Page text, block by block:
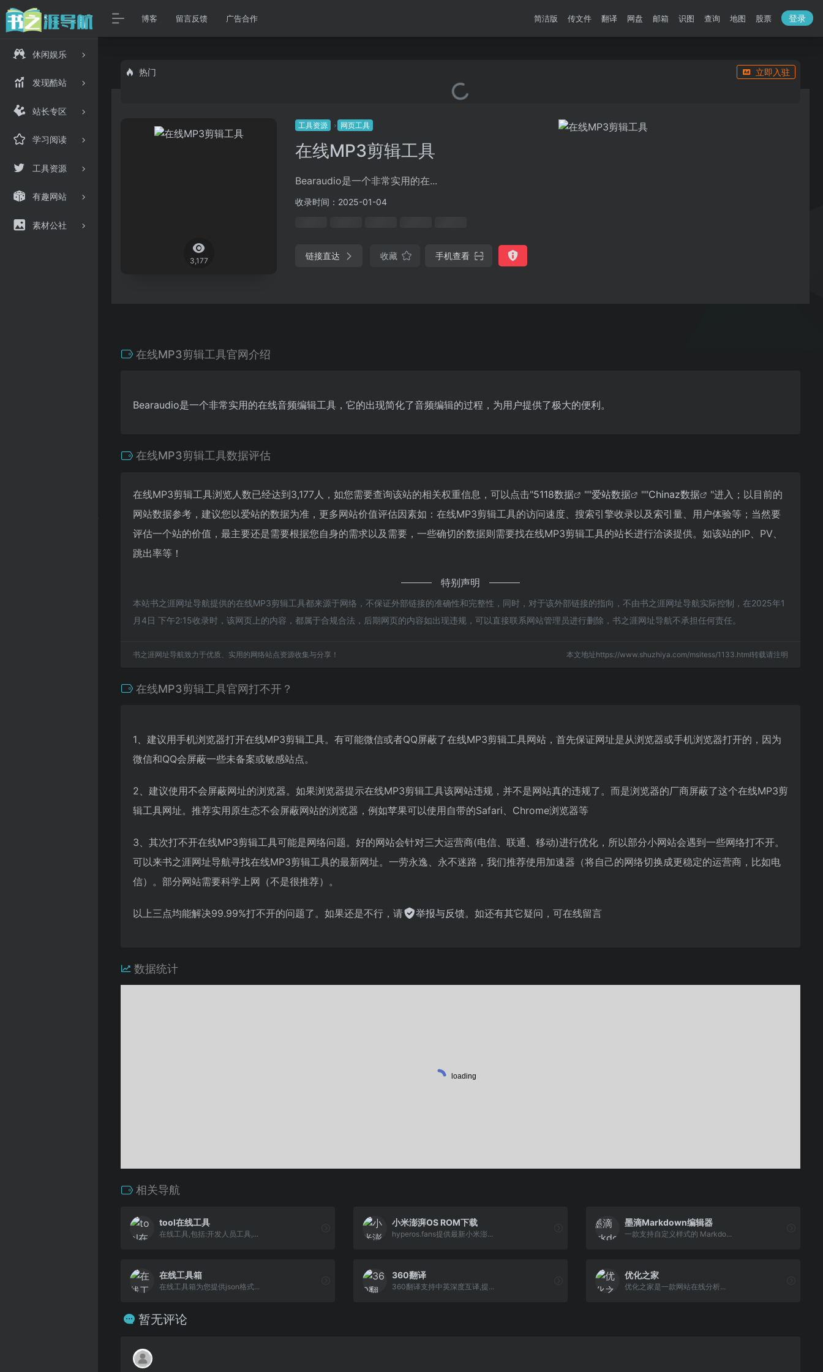
休闲娱乐
发现酷站
站长专区
学习阅读
工具资源
有趣网站
素材公社
博客 留言反馈 广告合作 简洁版 传文件 翻译 网盘 邮箱 识图 查询 地图 股票 登录
热门 立即入驻
3,177
工具资源 网页工具
在线MP3剪辑工具
Bearaudio是一个非常实用的在...
收录时间：2025-01-04
链接直达 收藏 手机查看
在线MP3剪辑工具官网介绍
Bearaudio是一个非常实用的在线音频编辑工具，它的出现简化了音频编辑的过程，为用户提供了极大的便利。
在线MP3剪辑工具数据评估
在线MP3剪辑工具浏览人数已经达到3,177人，如您需要查询该站的相关权重信息，可以点击"5118数据 ""爱站数据 ""Chinaz数据
"进入；以目前的
网站数据参考，建议您以爱站的数据为准，更多网站价值评估因素如：在线MP3剪辑工具的访问速度、搜索引擎收录以及索引量、用户体验等；当然要
评估一个站的价值，最主要还是需要根据您自身的需求以及需要，一些确切的数据则需要找在线MP3剪辑工具的站长进行洽谈提供。如该站的IP、PV、
跳出率等！
特别声明
本站书之涯网址导航提供的在线MP3剪辑工具都来源于网络，不保证外部链接的准确性和完整性，同时，对于该外部链接的指向，不由书之涯网址导航实际控制，在2025年1
月4日 下午2:15收录时，该网页上的内容，都属于合规合法，后期网页的内容如出现违规，可以直接联系网站管理员进行删除，书之涯网址导航不承担任何责任。
书之涯网址导航致力于优质、实用的网络站点资源收集与分享！ 本文地址https://www.shuzhiya.com/msitess/1133.html转载请注明
在线MP3剪辑工具官网打不开？
1、建议用手机浏览器打开在线MP3剪辑工具。有可能微信或者QQ屏蔽了在线MP3剪辑工具网站，首先保证网址是从浏览器或手机浏览器打开的，因为
微信和QQ会屏蔽一些未备案或敏感站点。
2、建议使用不会屏蔽网址的浏览器。如果浏览器提示在线MP3剪辑工具该网站违规，并不是网站真的违规了。而是浏览器的厂商屏蔽了这个在线MP3剪
辑工具网址。推荐实用原生态不会屏蔽网站的浏览器，例如苹果可以使用自带的Safari、Chrome浏览器等
3、其次打不开在线MP3剪辑工具可能是网络问题。好的网站会针对三大运营商(电信、联通、移动)进行优化，所以部分小网站会遇到一些网络打不开。
可以来书之涯网址导航寻找在线MP3剪辑工具的最新网址。一劳永逸、永不迷路，我们推荐使用加速器（将自己的网络切换成更稳定的运营商，比如电
信）。部分网站需要科学上网（不是很推荐）。
以上三点均能解决99.99%打不开的问题了。如果还是不行，请 举报与反馈。如还有其它疑问，可在线留言
数据统计
相关导航
tool在线工具
在线工具,包括:开发人员工具,...
小米澎湃OS ROM下载
hyperos.fans提供最新小米澎...
墨滴Markdown编辑器
一款支持自定义样式的 Markdo...
在线工具箱
在线工具箱为您提供json格式...
360翻译
360翻译支持中英深度互译,提...
优化之家
优化之家是一款网站在线分析...
暂无评论